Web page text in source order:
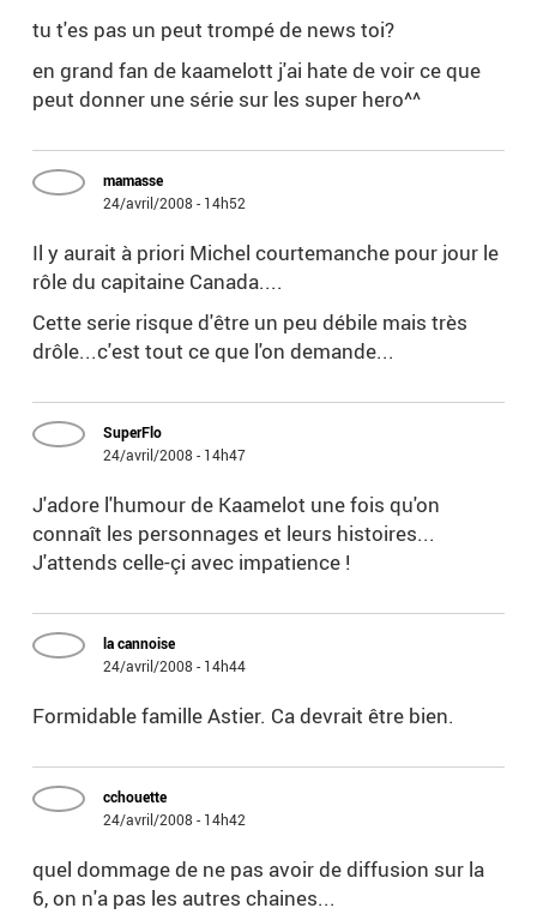
tu t'es pas un peut trompé de news toi?
en grand fan de kaamelott j'ai hate de voir ce que
peut donner une série sur les super hero^^
mamasse
24/avril/2008 - 14h52
Il y aurait à priori Michel courtemanche pour jour le
rôle du capitaine Canada....
Cette serie risque d'être un peu débile mais très
drôle...c'est tout ce que l'on demande...
SuperFlo
24/avril/2008 - 14h47
J'adore l'humour de Kaamelot une fois qu'on
connaît les personnages et leurs histoires...
J'attends celle-çi avec impatience !
la cannoise
24/avril/2008 - 14h44
Formidable famille Astier. Ca devrait être bien.
cchouette
24/avril/2008 - 14h42
quel dommage de ne pas avoir de diffusion sur la
6, on n'a pas les autres chaines...